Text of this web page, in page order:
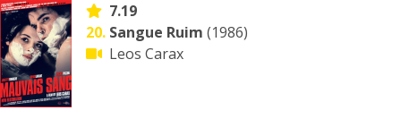
7.19
20. Sangue Ruim (1986)
Leos Carax